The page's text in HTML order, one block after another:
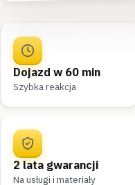
Dojazd w 60 min
Szybka reakcja
2 lata gwarancji
Na usługi i materiały